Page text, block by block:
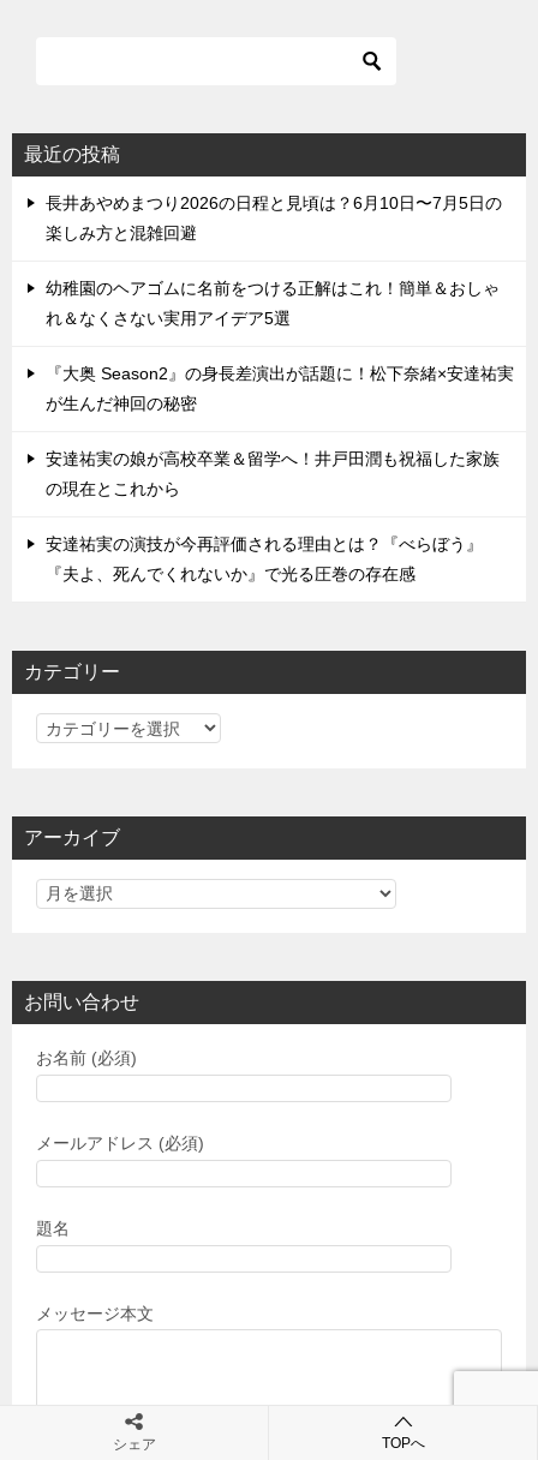
最近の投稿
長井あやめまつり2026の日程と見頃は？6月10日〜7月5日の
楽しみ方と混雑回避
幼稚園のヘアゴムに名前をつける正解はこれ！簡単＆おしゃ
れ＆なくさない実用アイデア5選
『大奥 Season2』の身長差演出が話題に！松下奈緒×安達祐実
が生んだ神回の秘密
安達祐実の娘が高校卒業＆留学へ！井戸田潤も祝福した家族
の現在とこれから
安達祐実の演技が今再評価される理由とは？『べらぼう』
『夫よ、死んでくれないか』で光る圧巻の存在感
カテゴリー
カ
リ
アーカイブ
お問い合わせ
お名前 (必須)
メールアドレス (必須)
題名
メッセージ本文
シェア TOPへ